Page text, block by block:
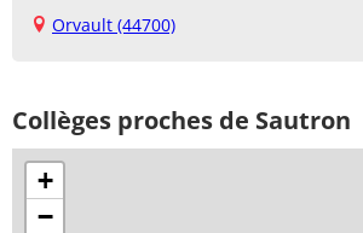
Orvault (44700)
Collèges proches de Sautron
+
−